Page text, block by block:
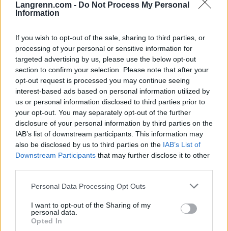
Langrenn.com - Do Not Process My Personal
Information
If you wish to opt-out of the sale, sharing to third parties, or
processing of your personal or sensitive information for
targeted advertising by us, please use the below opt-out
section to confirm your selection. Please note that after your
opt-out request is processed you may continue seeing
interest-based ads based on personal information utilized by
us or personal information disclosed to third parties prior to
your opt-out. You may separately opt-out of the further
disclosure of your personal information by third parties on the
IAB’s list of downstream participants. This information may
also be disclosed by us to third parties on the IAB’s List of
Downstream Participants that may further disclose it to other
Please note that this website/app uses one or more Google
not limited to your visit or usage behaviour. You may click to
grant or deny consent to Google and its third-party tags to
use your data for below specified purposes in below Google
Personal Data Processing Opt Outs
I want to opt-out of the Sharing of my
personal data.
Opted In
Ski Classics
Ski Classics tilbake i Sverige og
Grönklitt i februar
KJELL-ERIK KRISTIANSEN 01.06.2024
Ski Classic sesong XVI kommer til Skandinavia igjen i midten av